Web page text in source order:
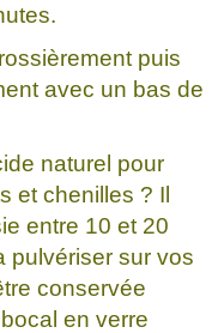
puis
avec un bas de
naturel pour
et chenilles ? Il
entre 10 et 20
pulvériser sur vos
conservée
en verre